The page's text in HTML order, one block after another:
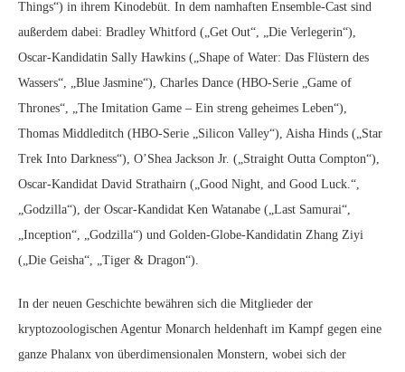
Things“) in ihrem Kinodebüt. In dem namhaften Ensemble-Cast sind
außerdem dabei: Bradley Whitford („Get Out“, „Die Verlegerin“),
Oscar-Kandidatin Sally Hawkins („Shape of Water: Das Flüstern des
Wassers“, „Blue Jasmine“), Charles Dance (HBO-Serie „Game of
Thrones“, „The Imitation Game – Ein streng geheimes Leben“),
Thomas Middleditch (HBO-Serie „Silicon Valley“), Aisha Hinds („Star
Trek Into Darkness“), O’Shea Jackson Jr. („Straight Outta Compton“),
Oscar-Kandidat David Strathairn („Good Night, and Good Luck.“,
„Godzilla“), der Oscar-Kandidat Ken Watanabe („Last Samurai“,
„Inception“, „Godzilla“) und Golden-Globe-Kandidatin Zhang Ziyi
(„Die Geisha“, „Tiger & Dragon“).
In der neuen Geschichte bewähren sich die Mitglieder der
kryptozoologischen Agentur Monarch heldenhaft im Kampf gegen eine
ganze Phalanx von überdimensionalen Monstern, wobei sich der